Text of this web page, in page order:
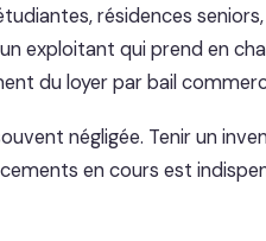
résidences
exploitant qui prend en
du loyer par bail
négligée. Tenir un
en cours est